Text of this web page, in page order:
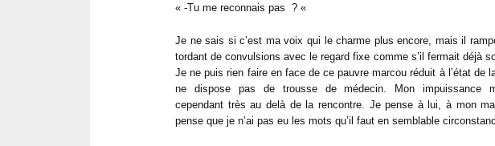
« -Tu me reconnais pas ? «
Je ne sais si c’est ma voix qui le charme plus encore, mais il
tordant de convulsions avec le regard fixe comme s’il fermait déjà
Je ne puis rien faire en face de ce pauvre marcou réduit à l’état de
ne dispose pas de trousse de médecin. Mon impuissance
cependant très au delà de la rencontre. Je pense à lui, à mon
pense que je n’ai pas eu les mots qu’il faut en semblable